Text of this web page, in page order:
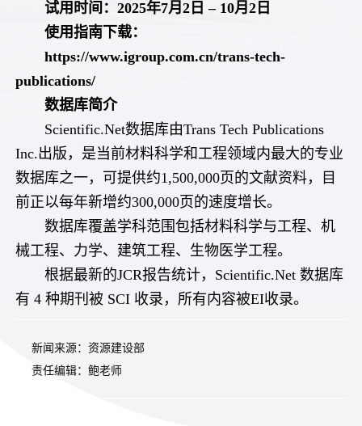
试用时间：2025年7月2 日 – 10月2 日
使用指南下载：
https://www.igroup.com.cn/trans-tech-
publications/
数据库简介
Scientific.Net数据库由Trans Tech Publications
Inc.出版，是当前材料科学和工程领域内最大的专业
数据库之一，可提供约1,500,000页的文献资料，目
前正以每年新增约300,000页的速度增长。
数据库覆盖学科范围包括材料科学与工程、机
械工程、力学、建筑工程、生物医学工程。
根据最新的JCR报告统计，Scientific.Net 数据库
有 4 种期刊被 SCI 收录，所有内容被EI收录。
新闻来源：资源建设部
责任编辑：鲍老师